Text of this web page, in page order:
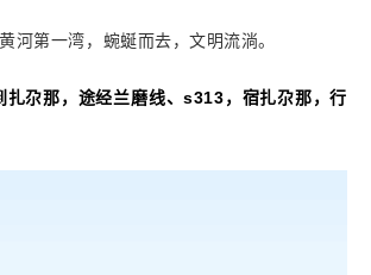
河第一湾，蜿蜒而去，文明流淌。
扎尕那，途经兰磨线、s313，宿扎尕那，行